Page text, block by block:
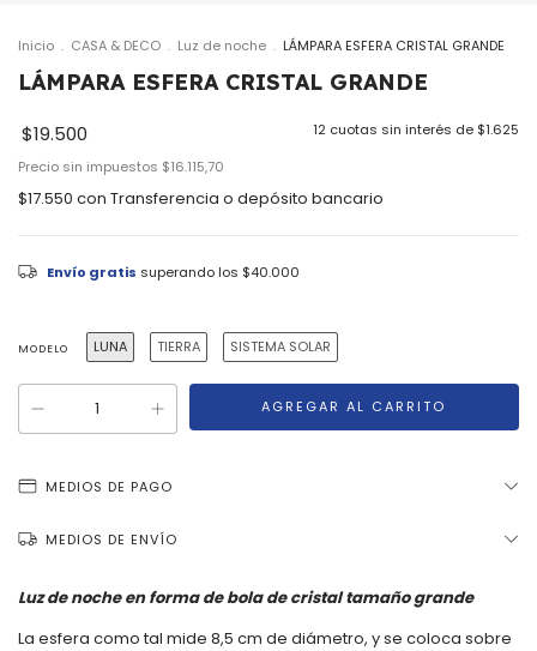
Inicio . CASA & DECO . Luz de noche . LÁMPARA ESFERA CRISTAL GRANDE
LÁMPARA ESFERA CRISTAL GRANDE
$19.500 12 cuotas sin interés de $1.625
Precio sin impuestos $16.115,70
$17.550 con Transferencia o depósito bancario
Envío gratis superando los $40.000
MODELO LUNA TIERRA SISTEMA SOLAR
MEDIOS DE PAGO
MEDIOS DE ENVÍO
Luz de noche en forma de bola de cristal tamaño grande
La esfera como tal mide 8,5 cm de diámetro, y se coloca sobre